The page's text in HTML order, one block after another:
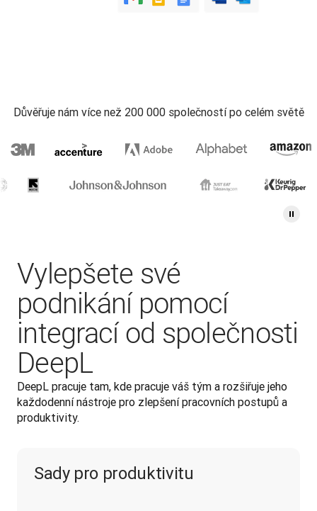
Důvěřuje nám více než 200 000 společností po celém světě
Vylepšete své
podnikání pomocí
integrací od společnosti
DeepL
DeepL pracuje tam, kde pracuje váš tým a rozšiřuje jeho
každodenní nástroje pro zlepšení pracovních postupů a
produktivity.
Sady pro produktivitu